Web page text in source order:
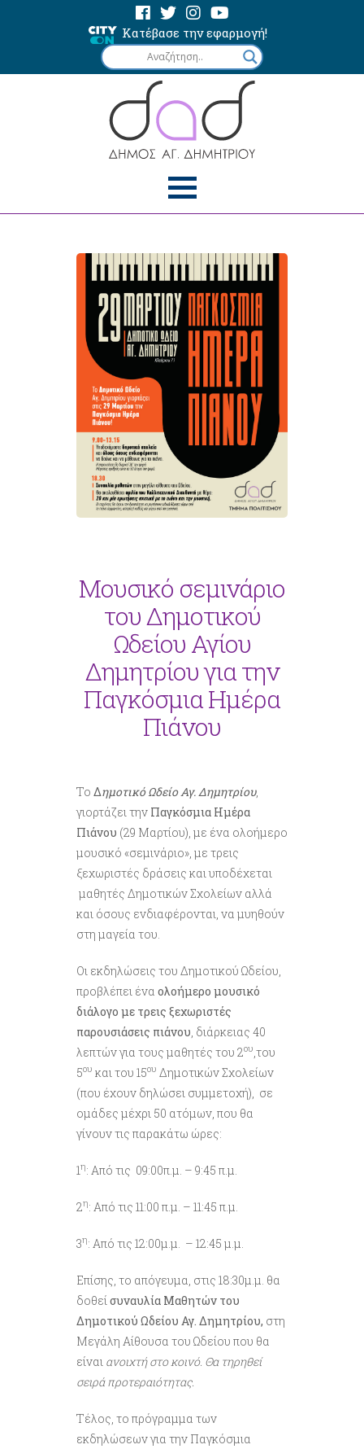
Κατέβασε την εφαρμογή!
Μουσικό σεμινάριο
του Δημοτικού
Ωδείου Αγίου
Δημητρίου για την
Παγκόσμια Ημέρα
Πιάνου
Το Δημοτικό Ωδείο Αγ. Δημητρίου,
γιορτάζει την Παγκόσμια Ημέρα
Πιάνου (29 Μαρτίου), με ένα ολοήμερο
μουσικό «σεμινάριο», με τρεις
ξεχωριστές δράσεις και υποδέχεται
μαθητές Δημοτικών Σχολείων αλλά
και όσους ενδιαφέρονται, να μυηθούν
στη μαγεία του.
Οι εκδηλώσεις του Δημοτικού Ωδείου,
προβλέπει ένα ολοήμερο μουσικό
διάλογο με τρεις ξεχωριστές
παρουσιάσεις πιάνου , διάρκειας 40
λεπτών για τους μαθητές του 2ου ,του
5ου και του 15ου Δημοτικών Σχολείων
(που έχουν δηλώσει συμμετοχή), σε
ομάδες μέχρι 50 ατόμων, που θα
γίνουν τις παρακάτω ώρες:
1η: Από τις 09:00π.μ. – 9:45 π.μ.
2η: Από τις 11:00 π.μ. – 11:45 π.μ.
3η: Από τις 12:00μ.μ. – 12:45 μ.μ.
Επίσης, το απόγευμα, στις 18:30μ.μ. θα
δοθεί συναυλία Μαθητών του
Δημοτικού Ωδείου Αγ. Δημητρίου, στη
Μεγάλη Αίθουσα του Ωδείου που θα
είναι ανοιχτή στο κοινό. Θα τηρηθεί
σειρά προτεραιότητας.
Τέλος, το πρόγραμμα των
εκδηλώσεων για την Παγκόσμια